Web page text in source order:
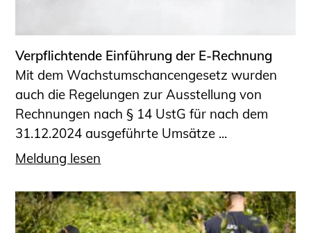
Anträge, Anzeigen, Formulare
Fortbildung/Seminare
Informationen für Ingenieurinnen
und Ingenieure
Recht
Planungswettbewerbe
Publikationen
Staatlich anerkannte Sachverständige
Öffentlich bestellte und vereidigte
Verpflichtende Einführung der E-Rechnung
Mit dem Wachstumschancengesetz wurden
auch die Regelungen zur Ausstellung von
Rechnungen nach § 14 UstG für nach dem
31.12.2024 ausgeführte Umsätze ...
Meldung lesen